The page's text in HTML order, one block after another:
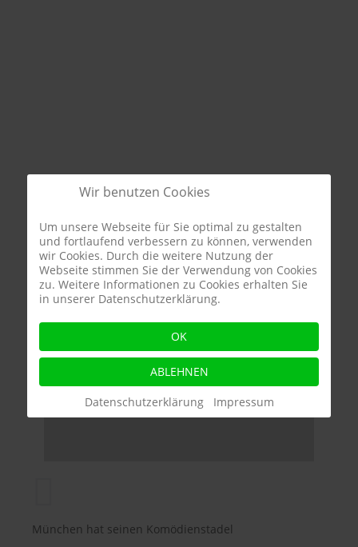
+
−
München hat seinen Komödienstadel
Wir benutzen Cookies
Um unsere Webseite für Sie optimal zu gestalten
und fortlaufend verbessern zu können, verwenden
wir Cookies. Durch die weitere Nutzung der
Webseite stimmen Sie der Verwendung von Cookies
zu. Weitere Informationen zu Cookies erhalten Sie
in unserer Datenschutzerklärung.
OK
ABLEHNEN
Datenschutzerklärung
Impressum